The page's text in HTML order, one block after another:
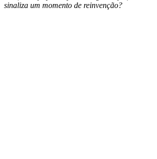
sinaliza um momento de reinvenção?